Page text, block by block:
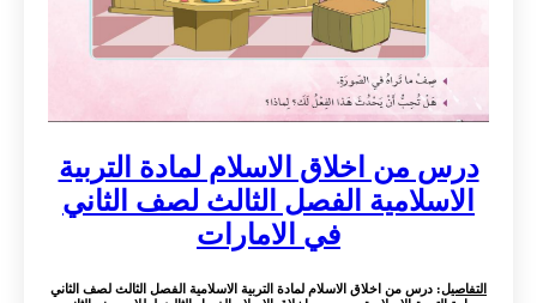
درس من اخلاق الاسلام لمادة التربية
الاسلامية الفصل الثالث لصف الثاني
في الامارات
التفاصيل: درس من اخلاق الاسلام لمادة التربية الاسلامية الفصل الثالث لصف الثاني